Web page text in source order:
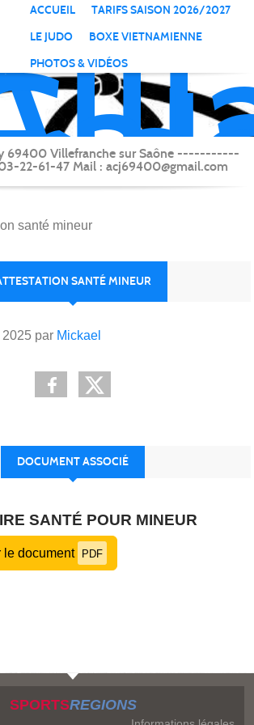
ACCUEIL
TARIFS SAISON 2026/2027
LE JUDO
BOXE VIETNAMIENNE
PHOTOS & VIDÉOS
69400 Villefranche sur Saône -----------
22-61-47 Mail : acj69400@gmail.com
santé mineur
SANTÉ MINEUR
2025 par Mickael
DOCUMENT ASSOCIÉ
SANTÉ POUR MINEUR
le document PDF
SPORTSREGIONS
des cookies